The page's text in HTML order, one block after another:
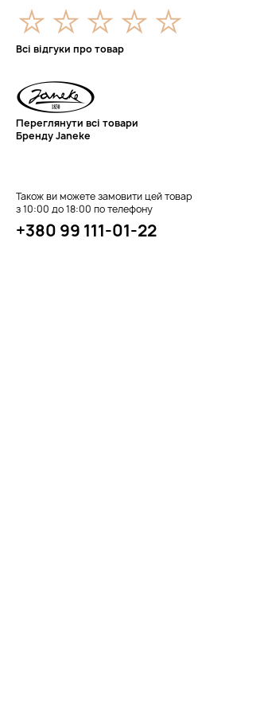
Всі відгуки про товар
Переглянути всі товари
Бренду Janeke
Також ви можете замовити цей товар
з 10:00 до 18:00 по телефону
+380 99 111-01-22